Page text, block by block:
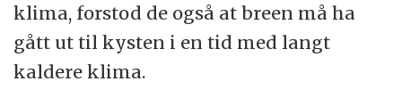
klima, forstod de også at breen må ha
gått ut til kysten i en tid med langt
kaldere klima.